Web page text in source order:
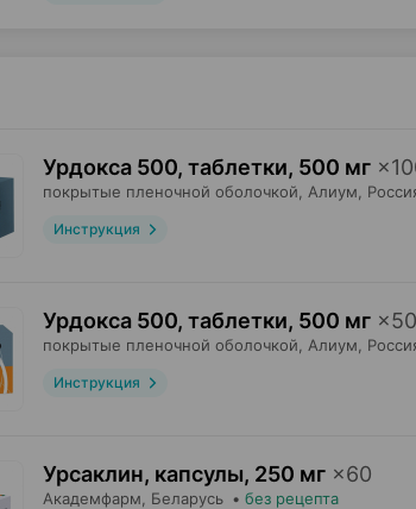
Урдокса 500, таблетки, 500 мг ×
покрытые пленочной оболочкой, Алиум ,
Инструкция
Урдокса 500, таблетки, 500 мг ×50
покрытые пленочной оболочкой, Алиум ,
Инструкция
Урсаклин, капсулы, 250 мг ×60
Академфарм , Беларусь • без рецепта